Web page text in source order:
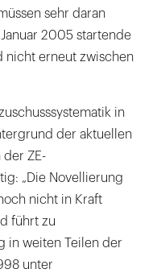
sehr daran
2005 startende
nicht erneut zwischen
in
der aktuellen
ZE-
„Die Novellierung
nicht in Kraft
führt zu
in weiten Teilen der
unter